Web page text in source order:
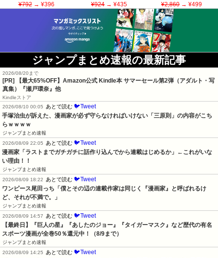
¥792→ ¥396 ¥924→ ¥435 ¥2,860→ ¥499
ジャンプまとめ速報の最新記事
2026/08/20まで
[PR]
【最大65%OFF】Amazon公式 Kindle本 サマーセール第2弾（アダルト・写
真集）『瀬戸環奈』他
Kindleストア
2026/08/10 00:05
あとで読む 🐦Tweet
手塚治虫が訴えた、漫画家が必ず守らなければいけない「三原則」の内容がこち
らｗｗｗｗ
ジャンプまとめ速報
2026/08/09 22:05
あとで読む 🐦Tweet
漫画家「ラストまでガチガチに話作り込んでから連載はじめるか」←これがいな
い理由！！
ジャンプまとめ速報
2026/08/09 18:22
あとで読む 🐦Tweet
ワンピース尾田っち「僕とその辺の連載作家は同じく『漫画家』と呼ばれるけ
ど、それが不満で。」
ジャンプまとめ速報
2026/08/09 14:57
あとで読む 🐦Tweet
【最終日】『巨人の星』『あしたのジョー』『タイガーマスク』など歴代の有名
スポーツ漫画が全巻50％還元中！（8/9まで）
ジャンプまとめ速報
2026/08/09 14:25
あとで読む 🐦Tweet